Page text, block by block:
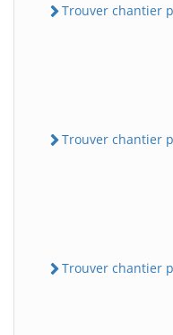
Trouver chantier
Trouver chantier
Trouver chantier